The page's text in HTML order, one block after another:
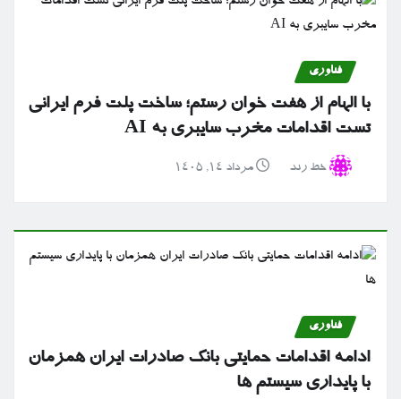
فناوری
با الهام از هفت خوان رستم؛ ساخت پلت فرم ایرانی
تست اقدامات مخرب سایبری به AI
خط رند مرداد ۱۴, ۱۴۰۵
فناوری
ادامه اقدامات حمایتی بانک صادرات ایران همزمان
با پایداری سیستم ها